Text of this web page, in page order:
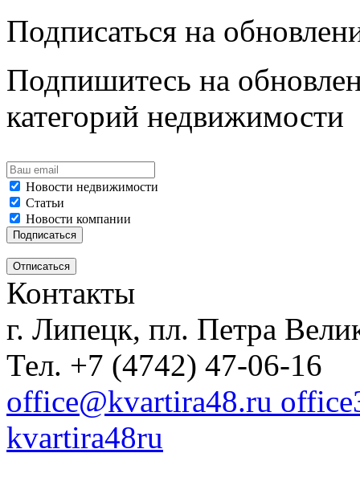
Подписаться на
Подпишитесь на
категорий недвижимости
Новости недвижимости
Статьи
Новости компании
Контакты
г. Липецк, пл. Петра
Тел. +7 (4742) 47-06-16
office@kvartira48.ru
kvartira48ru